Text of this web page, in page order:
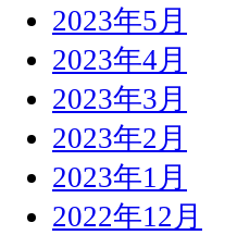
2023年5月
2023年4月
2023年3月
2023年2月
2023年1月
2022年12月